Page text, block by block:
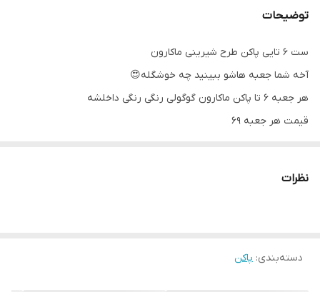
توضیحات
ست ۶ تایی پاکن طرح شیرینی ماکارون
آخه شما جعبه هاشو ببینید چه خوشگله😍
هر جعبه ۶ تا پاکن ماکارون گوگولی رنگی رنگی داخلشه
قیمت هر جعبه ۶۹
نظرات
دسته‌بندی: پاکن